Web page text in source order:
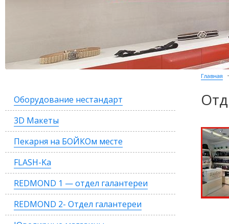
Оборудование нестандарт
3D Макеты
Пекарня на БОЙКОм месте
FLASH-Ka
REDMOND 1 — отдел галантереи
REDMOND 2- Отдел галантереи
Главная